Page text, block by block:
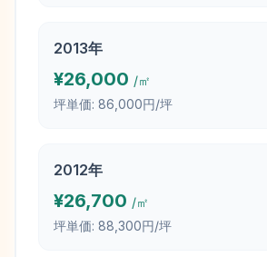
2013年
¥26,000 /㎡
坪単価: 86,000円/坪
2012年
¥26,700 /㎡
坪単価: 88,300円/坪